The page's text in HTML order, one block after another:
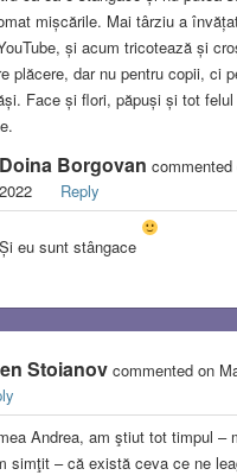
mișcările. Mai târziu a
și acum tricotează și
plăcere, dar nu pentru copii, ci
Face și flori, păpuși și tot felul
Doina Borgovan
2022
Reply
Și eu sunt stângace
Stoianovcommented on
Andrea, am ştiut tot timpul –
simţit – că există ceva ce ne